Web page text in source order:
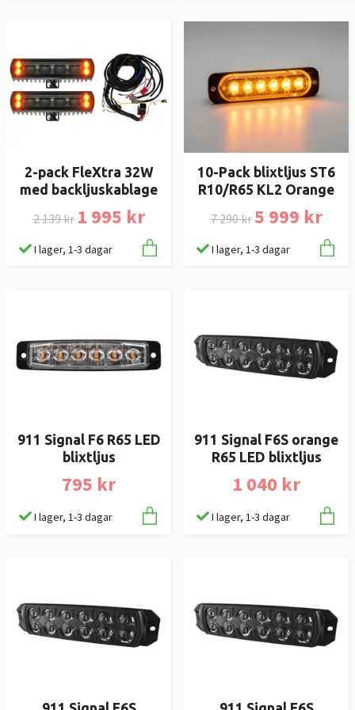
2-pack FleXtra 32W
med backljuskablage
2 139 kr 1 995 kr
I lager, 1-3 dagar
10-Pack blixtljus ST6
R10/R65 KL2 Orange
7 290 kr 5 999 kr
I lager, 1-3 dagar
911 Signal F6 R65 LED
blixtljus
795 kr
I lager, 1-3 dagar
911 Signal F6S orange
R65 LED blixtljus
1 040 kr
I lager, 1-3 dagar